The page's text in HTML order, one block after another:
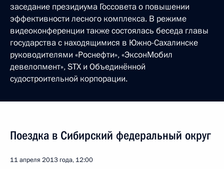
заседание президиума Госсовета о повышении
эффективности лесного комплекса. В режиме
видеоконференции также состоялась беседа главы
государства с находящимися в Южно-Сахалинске
руководителями «Роснефти», «ЭксонМобил
девелопмент», STX и Объединённой
судостроительной корпорации.
Поездка в Сибирский федеральный округ
11 апреля 2013 года, 12:00